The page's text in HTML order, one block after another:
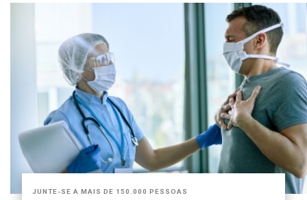
JUNTE-SE A MAIS DE 150.000 PESSOAS